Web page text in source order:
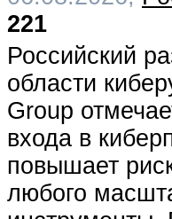
221
Российский
области
Group
входа в
повышает
любого